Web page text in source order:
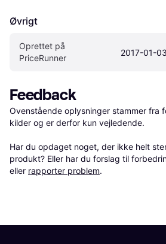
Øvrigt
Oprettet på
PriceRunner
2017-01-03
Feedback
Ovenstående oplysninger stammer fra
kilder og er derfor kun vejledende.
Har du opdaget noget, der ikke helt
produkt? Eller har du forslag til
eller rapporter problem.